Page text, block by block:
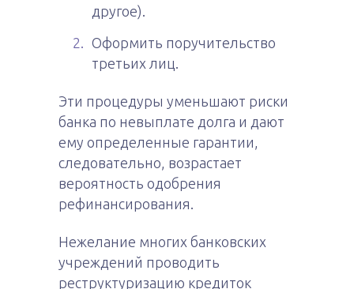
другое).
Оформить поручительство
третьих лиц.
Эти процедуры уменьшают риски
банка по невыплате долга и дают
ему определенные гарантии,
следовательно, возрастает
вероятность одобрения
рефинансирования.
Нежелание многих банковских
учреждений проводить
реструктуризацию кредиток